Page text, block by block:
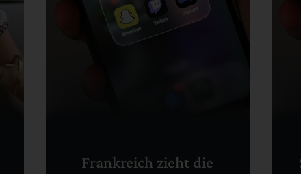
Frankreich zieht die